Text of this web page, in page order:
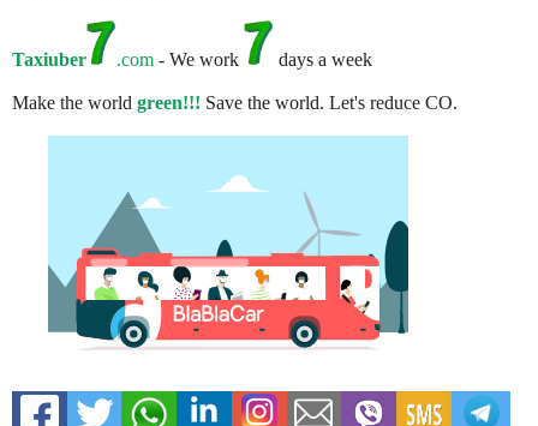
Taxiuber .com - We work days a week
Make the world green!!! Save the world. Let's reduce CO.